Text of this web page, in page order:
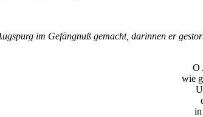
im Gefängnuß gemacht, darinnen er
O
wie
in